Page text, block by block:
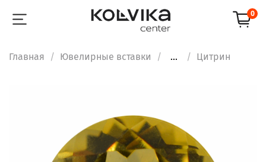
0
Главная Ювелирные вставки ... Цитрин